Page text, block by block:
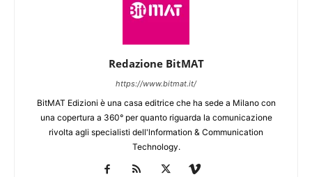
Redazione BitMAT
https://www.bitmat.it/
BitMAT Edizioni è una casa editrice che ha sede a Milano con
una copertura a 360° per quanto riguarda la comunicazione
rivolta agli specialisti dell'lnformation & Communication
Technology.